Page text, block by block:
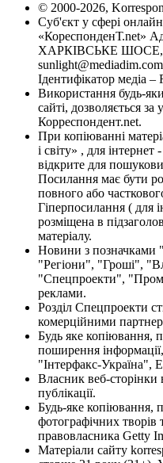
© 2000-2026,
Суб'єкт у сфері
«КореспонденТ.net»
ХАРКІВСЬКЕ ШОСЕ,
Ідентифікатор медіа –
Використання будь-
сайті, дозволяється
Корреспондент.net.
При копіюванні
і світу» , для
відкрите для
Посилання має бути
повного або
Гіперпосилання ( для
розміщена в
матеріалу.
Новини з позначками
"Регіони", "Гроші",
"Спецпроекти",
реклами.
Розділ Спецпроекти
комерційними
Будь яке копіювання,
поширення
"Інтерфакс-Україна",
Власник веб-сторінки
публікації.
Будь-яке копіювання,
фотографічних творів
правовласника Getty
Матеріали сайту